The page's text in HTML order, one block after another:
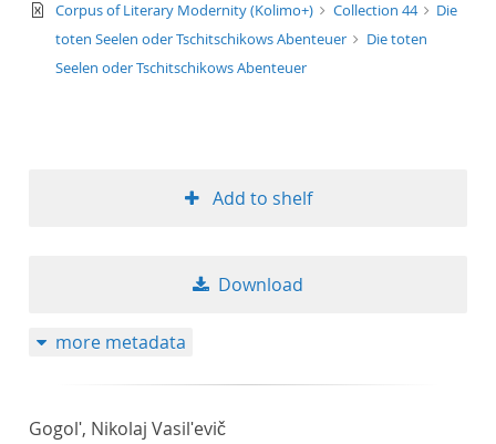
text/xml
Corpus of Literary Modernity (Kolimo+) Collection 44
Die
toten Seelen oder Tschitschikows Abenteuer
Die toten
Seelen oder Tschitschikows Abenteuer
Add to shelf
Download
more metadata
Gogolʹ, Nikolaj Vasilʹevič